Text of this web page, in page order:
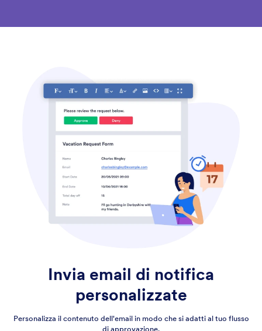
Invia email di notifica
personalizzate
Personalizza il contenuto dell'email in modo che si adatti al tuo flusso
di approvazione.